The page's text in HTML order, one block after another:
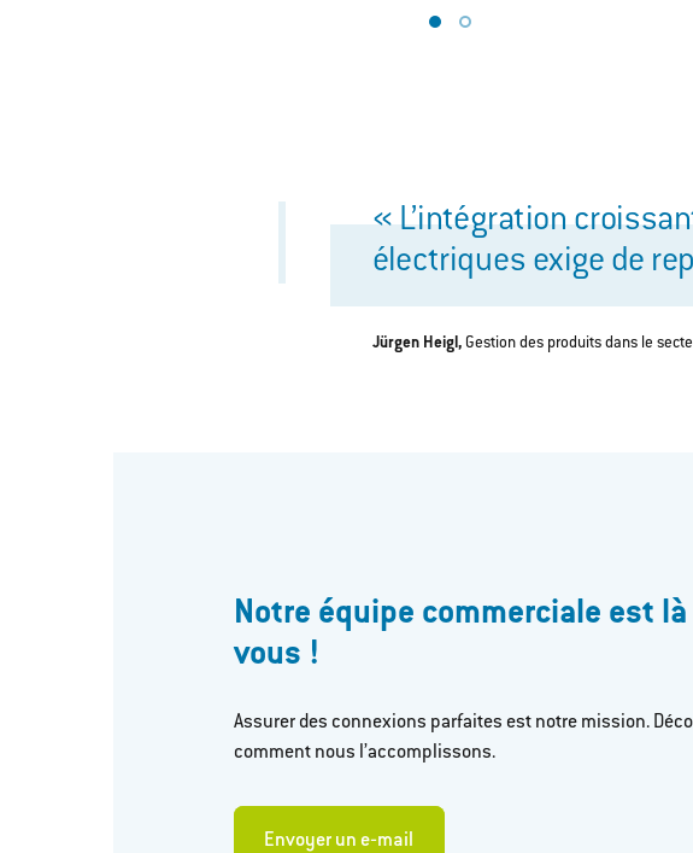
« L’intégration
électriques exige de
Jürgen Heigl,Gestion des produits dans le
Notre équipe commerciale est
vous !
Assurer des connexions parfaites est notre mission.
comment nous l’accomplissons.
Envoyer un e‐mail